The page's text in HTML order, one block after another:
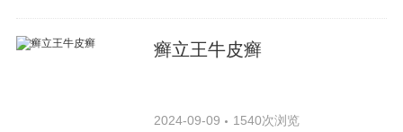
癣立王牛皮癣
2024-09-09 1540次浏览